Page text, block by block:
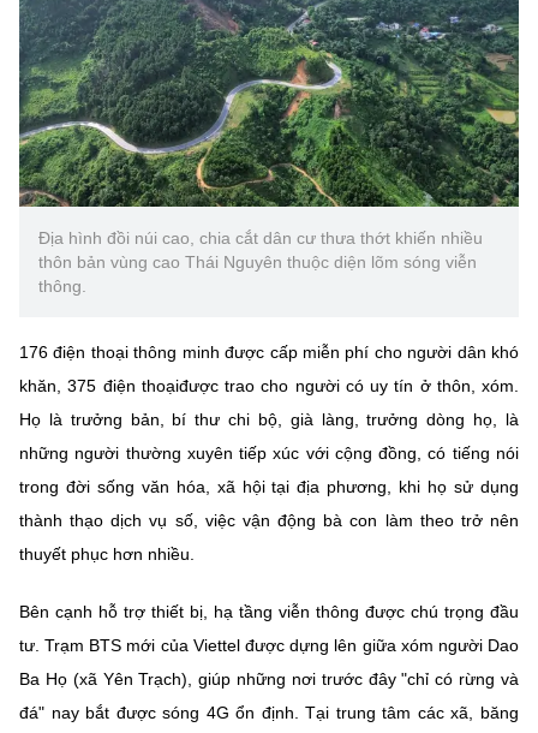
Năng lượng nguyên tử
Nhiệm vụ trọng tâm
Chọn ngôn ngữ
Vietnamese English
BỘ KHOA HỌC VÀ CÔNG NGHỆ
Giám đốc Trung tâm Truyền thông Khoa học và Công nghệ.
Liên hệ
Địa chỉ: Ban Biên tập Cổng TTĐT - 18 Nguyễn Du, TP. Hà Nội
Điện thoại: 024 3936 9506
(Ghi rõ nguồn "https://mst.gov.vn" khi phát hành lại thông tin từ
website này)
Địa hình đồi núi cao, chia cắt dân cư thưa thớt khiến nhiều
thôn bản vùng cao Thái Nguyên thuộc diện lõm sóng viễn
thông.
176 điện thoại thông minh được cấp miễn phí cho người dân khó
khăn, 375 điện thoạiđược trao cho người có uy tín ở thôn, xóm.
Họ là trưởng bản, bí thư chi bộ, già làng, trưởng dòng họ, là
những người thường xuyên tiếp xúc với cộng đồng, có tiếng nói
trong đời sống văn hóa, xã hội tại địa phương, khi họ sử dụng
thành thạo dịch vụ số, việc vận động bà con làm theo trở nên
thuyết phục hơn nhiều.
Bên cạnh hỗ trợ thiết bị, hạ tầng viễn thông được chú trọng đầu
tư. Trạm BTS mới của Viettel được dựng lên giữa xóm người Dao
Ba Họ (xã Yên Trạch), giúp những nơi trước đây "chỉ có rừng và
đá" nay bắt được sóng 4G ổn định. Tại trung tâm các xã, băng